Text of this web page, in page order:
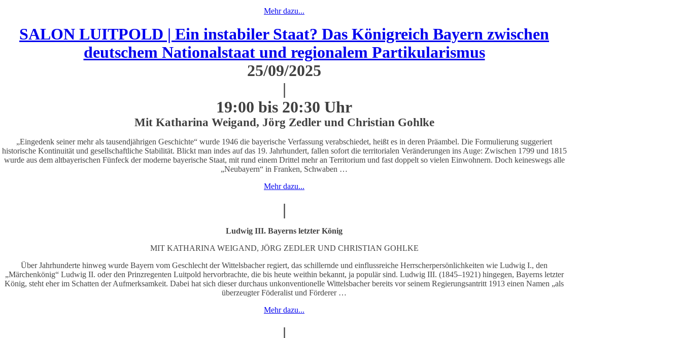
Mehr dazu...
SALON LUITPOLD | Ein instabiler Staat? Das Königreich Bayern zwischen
deutschem Nationalstaat und regionalem Partikularismus
25/09/2025
|
19:00 bis 20:30 Uhr
Mit Katharina Weigand, Jörg Zedler und Christian Gohlke
„Eingedenk seiner mehr als tausendjährigen Geschichte“ wurde 1946 die bayerische Verfassung verabschiedet, heißt es in deren Präambel. Die Formulierung suggeriert
historische Kontinuität und gesellschaftliche Stabilität. Blickt man indes auf das 19. Jahrhundert, fallen sofort die territorialen Veränderungen ins Auge: Zwischen 1799 und 1815
wurde aus dem altbayerischen Fünfeck der moderne bayerische Staat, mit rund einem Drittel mehr an Territorium und fast doppelt so vielen Einwohnern. Doch keineswegs alle
„Neubayern“ in Franken, Schwaben …
Mehr dazu...
|
Ludwig III. Bayerns letzter König
MIT KATHARINA WEIGAND, JÖRG ZEDLER UND CHRISTIAN GOHLKE
Über Jahrhunderte hinweg wurde Bayern vom Geschlecht der Wittelsbacher regiert, das schillernde und einflussreiche Herrscherpersönlichkeiten wie Ludwig I., den
„Märchenkönig“ Ludwig II. oder den Prinzregenten Luitpold hervorbrachte, die bis heute weithin bekannt, ja populär sind. Ludwig III. (1845–1921) hingegen, Bayerns letzter
König, steht eher im Schatten der Aufmerksamkeit. Dabei hat sich dieser durchaus unkonventionelle Wittelsbacher bereits vor seinem Regierungsantritt 1913 einen Namen „als
überzeugter Föderalist und Förderer …
Mehr dazu...
|